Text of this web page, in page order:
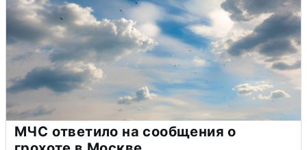
МЧС ответило на сообщения о